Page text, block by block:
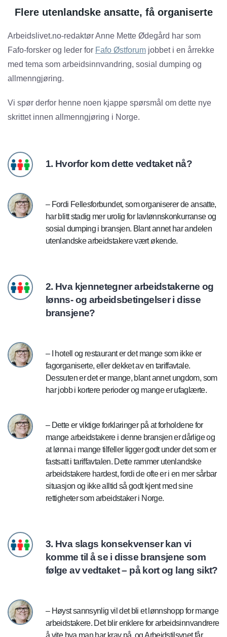
Flere utenlandske ansatte, få organiserte
Arbeidslivet.no-redaktør Anne Mette Ødegård har som
Fafo-forsker og leder for Fafo Østforum jobbet i en årrekke
med tema som arbeidsinnvandring, sosial dumping og
allmenngjøring.
Vi spør derfor henne noen kjappe spørsmål om dette nye
skrittet innen allmenngjøring i Norge.
1. Hvorfor kom dette vedtaket nå?
– Fordi Fellesforbundet, som organiserer de ansatte,
har blitt stadig mer urolig for lavlønnskonkurranse og
sosial dumping i bransjen. Blant annet har andelen
utenlandske arbeidstakere vært økende.
2. Hva kjennetegner arbeidstakerne og
lønns- og arbeidsbetingelser i disse
bransjene?
– I hotell og restaurant er det mange som ikke er
fagorganiserte, eller dekket av en tariffavtale.
Dessuten er det er mange, blant annet ungdom, som
har jobb i kortere perioder og mange er ufaglærte.
– Dette er viktige forklaringer på at forholdene for
mange arbeidstakere i denne bransjen er dårlige og
at lønna i mange tilfeller ligger godt under det som er
fastsatt i tariffavtalen. Dette rammer utenlandske
arbeidstakere hardest, fordi de ofte er i en mer sårbar
situasjon og ikke alltid så godt kjent med sine
rettigheter som arbeidstaker i Norge.
3. Hva slags konsekvenser kan vi
komme til å se i disse bransjene som
følge av vedtaket – på kort og lang sikt?
– Høyst sannsynlig vil det bli et lønnshopp for mange
arbeidstakere. Det blir enklere for arbeidsinnvandrere